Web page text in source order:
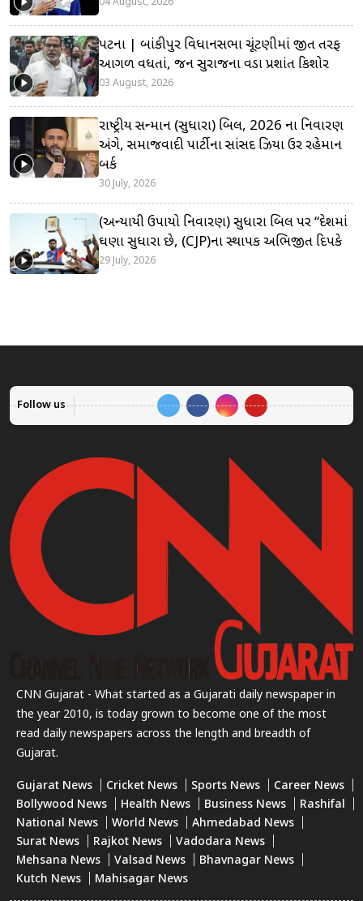
પટના | બાંકીપુર વિધાનસભા ચૂંટણીમાં જીત તરફ
આગળ વધતાં, જન સુરાજના વડા પ્રશાંત કિશોર
03 August, 2026
રાષ્ટ્રીય સન્માન (સુધારા) બિલ, 2026 ના નિવારણ
અંગે, સમાજવાદી પાર્ટીના સાંસદ ઝિયા ઉર રહેમાન
બર્ક
30 July, 2026
(અન્યાયી ઉપાયો નિવારણ) સુધારા બિલ પર “દેશમાં
ઘણા સુધારા છે, (CJP)ના સ્થાપક અભિજીત દિપકે
29 July, 2026
Follow us
CNN Gujarat - What started as a Gujarati daily newspaper in
the year 2010, is today grown to become one of the most
read daily newspapers across the length and breadth of
Gujarat.
Gujarat News Cricket News Sports News
Career News
Bollywood News
Health News Business News
Rashifal
National News
World News
Ahmedabad News
Surat News
Rajkot News
Vadodara News
Mehsana News
Valsad News
Bhavnagar News
Kutch News
Mahisagar News